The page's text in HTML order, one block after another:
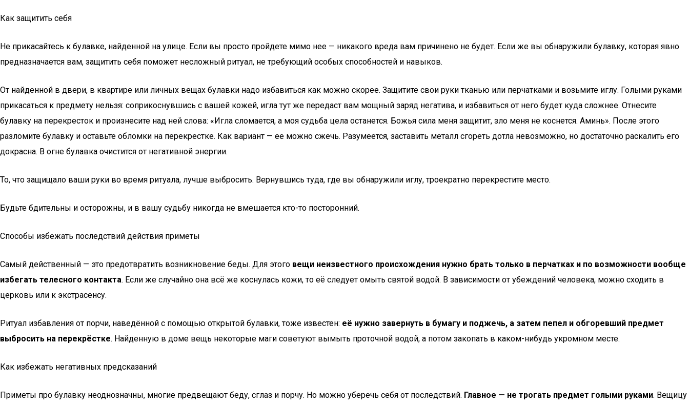
Как защитить себя
Не прикасайтесь к булавке, найденной на улице. Если вы просто пройдете мимо нее — никакого вреда вам причинено не будет. Если же вы обнаружили булавку, которая явно
предназначается вам, защитить себя поможет несложный ритуал, не требующий особых способностей и навыков.
От найденной в двери, в квартире или личных вещах булавки надо избавиться как можно скорее. Защитите свои руки тканью или перчатками и возьмите иглу. Голыми руками
прикасаться к предмету нельзя: соприкоснувшись с вашей кожей, игла тут же передаст вам мощный заряд негатива, и избавиться от него будет куда сложнее. Отнесите
булавку на перекресток и произнесите над ней слова: «Игла сломается, а моя судьба цела останется. Божья сила меня защитит, зло меня не коснется. Аминь». После этого
разломите булавку и оставьте обломки на перекрестке. Как вариант — ее можно сжечь. Разумеется, заставить металл сгореть дотла невозможно, но достаточно раскалить его
докрасна. В огне булавка очистится от негативной энергии.
То, что защищало ваши руки во время ритуала, лучше выбросить. Вернувшись туда, где вы обнаружили иглу, троекратно перекрестите место.
Будьте бдительны и осторожны, и в вашу судьбу никогда не вмешается кто-то посторонний.
Способы избежать последствий действия приметы
Самый действенный — это предотвратить возникновение беды. Для этого вещи неизвестного происхождения нужно брать только в перчатках и по возможности вообще
избегать телесного контакта. Если же случайно она всё же коснулась кожи, то её следует омыть святой водой. В зависимости от убеждений человека, можно сходить в
церковь или к экстрасенсу.
Ритуал избавления от порчи, наведённой с помощью открытой булавки, тоже известен: её нужно завернуть в бумагу и поджечь, а затем пепел и обгоревший предмет
выбросить на перекрёстке. Найденную в доме вещь некоторые маги советуют вымыть проточной водой, а потом закопать в каком-нибудь укромном месте.
Как избежать негативных предсказаний
Приметы про булавку неоднозначны, многие предвещают беду, сглаз и порчу. Но можно уберечь себя от последствий. Главное — не трогать предмет голыми руками. Вещицу